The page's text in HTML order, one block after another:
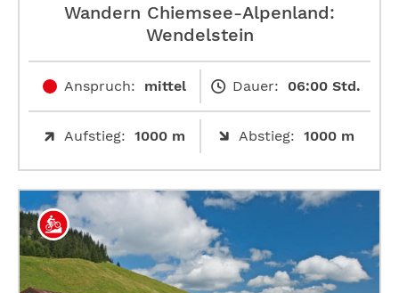
Wandern Chiemsee-Alpenland:
Wendelstein
Anspruch: mittel Dauer: 06:00 Std.
Aufstieg: 1000 m Abstieg: 1000 m